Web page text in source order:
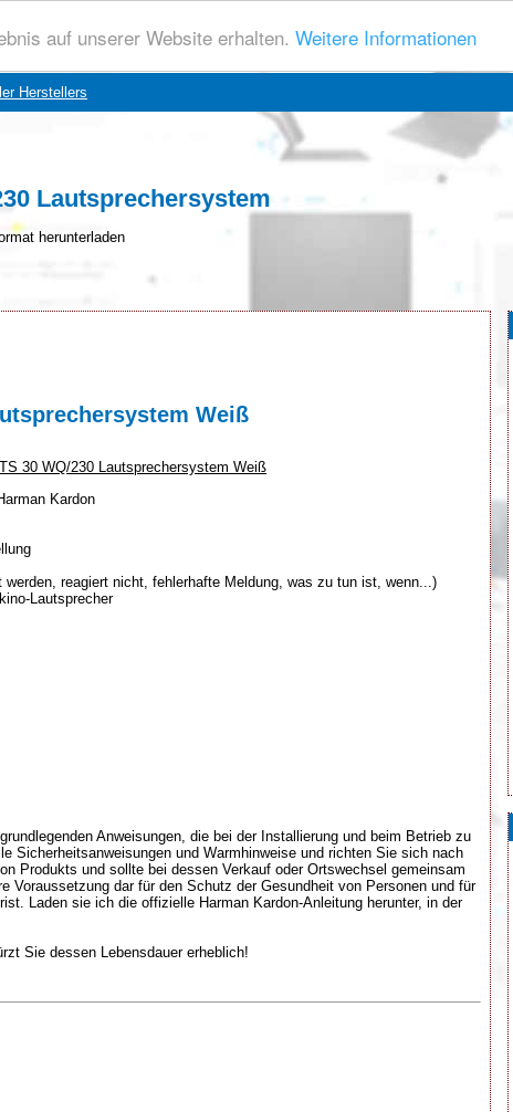
auf unserer Website erhalten. Weitere Informationen
Herstellers
Lautsprechersystem
herunterladen
Weiß
30 WQ/230 Lautsprechersystem Weiß
Kardon
reagiert nicht, fehlerhafte Meldung, was zu tun ist, wenn...)
Lautsprecher
Anweisungen, die bei der Installierung und beim Betrieb zu
Sicherheitsanweisungen und Warmhinweise und richten Sie sich nach
Produkts und sollte bei dessen Verkauf oder Ortswechsel gemeinsam
Voraussetzung dar für den Schutz der Gesundheit von Personen und für
Laden sie ich die offizielle Harman Kardon-Anleitung herunter, in der
Sie dessen Lebensdauer erheblich!